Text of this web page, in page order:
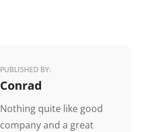
PUBLISHED BY:
Author:
Conrad
Nothing quite like good
company and a great